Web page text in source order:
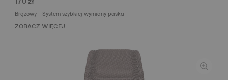
Brązowy System szybkiej wymiany paska
ZOBACZ WIĘCEJ